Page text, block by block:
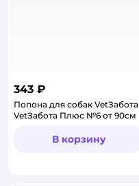
343 ₽
Попона для собак VetЗабота
VetЗабота Плюс №6 от 90см
В корзину